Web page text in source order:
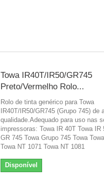
Towa IR40T/IR50/GR745
Preto/Vermelho Rolo...
Rolo de tinta genérico para Towa
IR40T/IR50/GR745 (Grupo 745) de
qualidade.Adequado para uso nas
impressoras: Towa IR 40T Towa IR
GR 745 Towa Grupo 745 Towa
Towa NT 1071 Towa NT 1081
Disponível